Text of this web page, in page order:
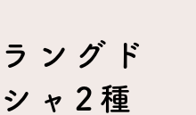
ラングド
シャ2種